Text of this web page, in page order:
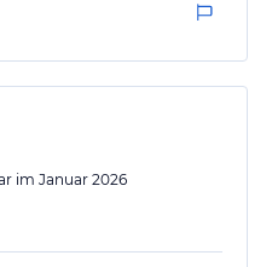
im Januar 2026